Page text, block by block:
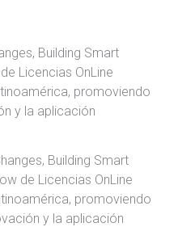
Building Smart
de Licencias OnLine
promoviendo
y la aplicación